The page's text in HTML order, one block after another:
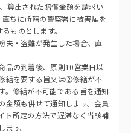
算出された賠償金額を請求い
ちに所轄の警察署に被害届を
ものとします。
失・盗難が発生した場合、直
品の到着後、原則10営業日以
繕を要する旨又は②修繕が不
。修繕が不可能である旨を通知
金額も併せて通知します。会員
ト所定の方法で遅滞なく当該補
す。